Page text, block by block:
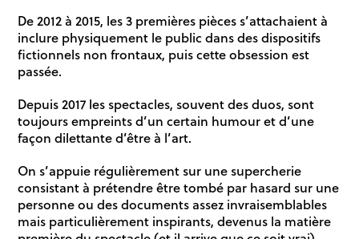
De 2012 à 2015, les 3 premières pièces s’attachaient à
inclure physiquement le public dans des dispositifs
fictionnels non frontaux, puis cette obsession est
passée.
Depuis 2017 les spectacles, souvent des duos, sont
toujours empreints d’un certain humour et d’une
façon dilettante d’être à l’art.
On s’appuie régulièrement sur une supercherie
consistant à prétendre être tombé par hasard sur une
personne ou des documents assez invraisemblables
mais particulièrement inspirants, devenus la matière